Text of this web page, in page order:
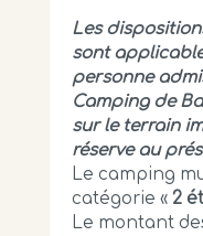
Les
sont
personne
Camping de
sur le terrain
réserve au
Le camping
catégorie « 2
Le montant